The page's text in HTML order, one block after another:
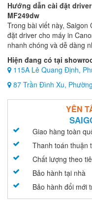
Hướng dẫn cài đặt
MF249dw
Trong bài viết này,
đặt driver cho máy in
nhanh chóng và dễ dàng
Hiện đang có tại
115A Lê Quang Định,
87 Trần Đình Xu,
YÊN
Giao hàng toàn
Thanh toán thuận
Chất lượng theo
Bảo hành tại nhà
Bảo hành đổi mới